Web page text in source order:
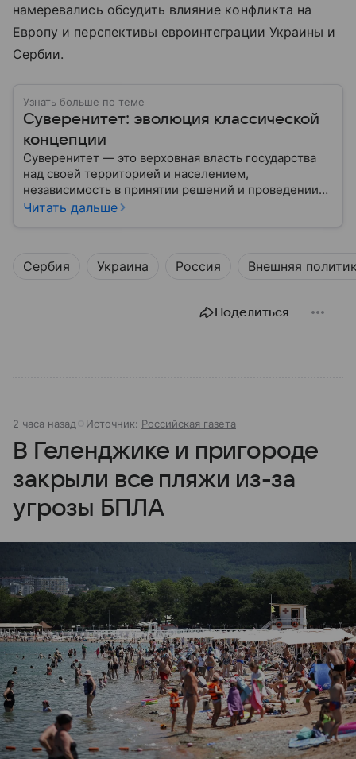
намеревались обсудить влияние конфликта на
Европу и перспективы евроинтеграции Украины и
Сербии.
Узнать больше по теме
Суверенитет: эволюция классической
концепции
Суверенитет — это верховная власть государства
над своей территорией и населением,
независимость в принятии решений и проведении
внешней политики.
Читать дальше
Сербия Украина Россия Внешняя
Поделиться
2 часа назад Источник: Российская газета
В Геленджике и пригороде
закрыли все пляжи из-за
угрозы БПЛА